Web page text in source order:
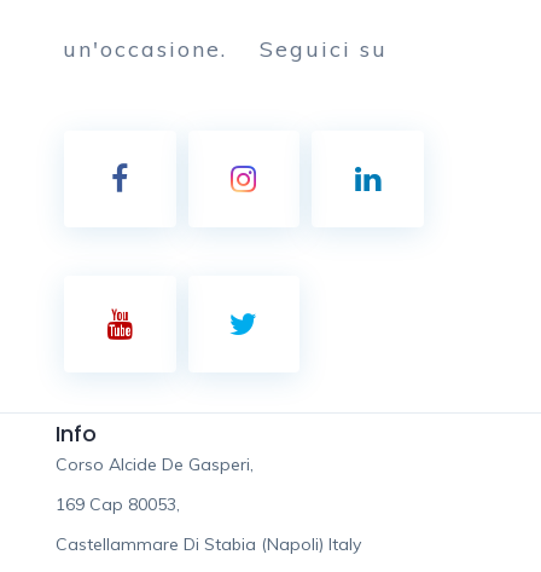
un'occasione. Seguici su
Info
Corso Alcide De Gasperi,
169 Cap 80053,
Castellammare Di Stabia (Napoli) Italy